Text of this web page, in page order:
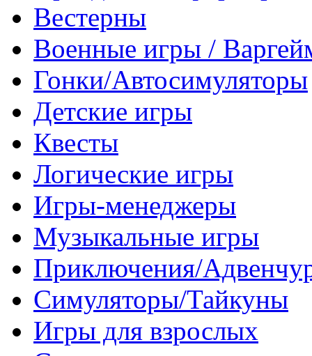
Вестерны
Военные игры /
Гонки/Автосимуляторы
Детские игры
Квесты
Логические игры
Игры-менеджеры
Музыкальные игры
Приключения/
Симуляторы/Тайкуны
Игры для взрослых